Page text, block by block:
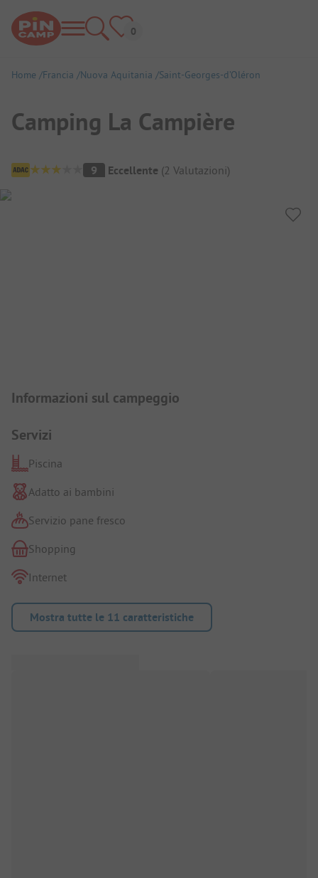
Home Francia Nuova Aquitania Saint-Georges-d’Oléron
Camping La Campière
Panoramica del campeggio
9 Eccellente (2 Valutazioni)
Informazioni sul campeggio
Servizi
Piscina
Adatto ai bambini
Servizio pane fresco
Shopping
Internet
Mostra tutte le 11 caratteristiche